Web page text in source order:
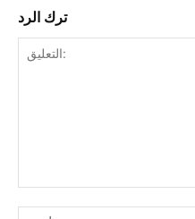
ترك الرد